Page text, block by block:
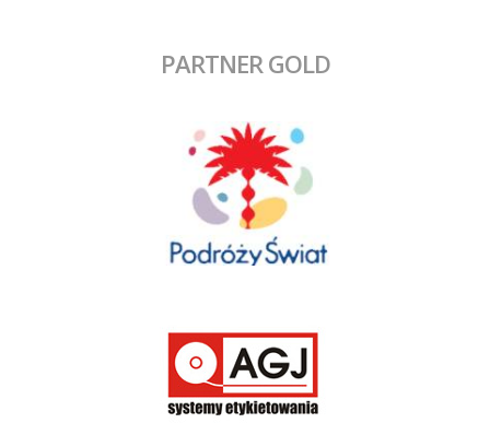
PARTNER GOLD